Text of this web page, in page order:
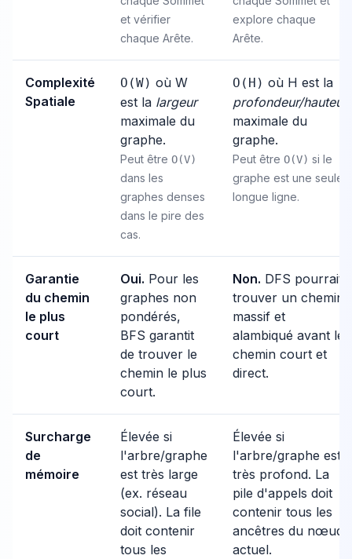
et vérifier
chaque Arête.
explore chaque
Arête.
Complexité
Spatiale
O(W) où W
est la largeur
maximale du
graphe.
Peut être O(V)
dans les
graphes denses
dans le pire des
cas.
O(H) où H est la
profondeur/hauteur
maximale du
graphe.
Peut être O(V) si le
graphe est une seule
longue ligne.
Garantie
du chemin
le plus
court
Oui. Pour les
graphes non
pondérés,
BFS garantit
de trouver le
chemin le plus
court.
Non. DFS pourrait
trouver un chemin
massif et
alambiqué avant le
chemin court et
direct.
Surcharge
de
mémoire
Élevée si
l'arbre/graphe
est très large
(ex. réseau
social). La file
doit contenir
tous les
Élevée si
l'arbre/graphe est
très profond. La
pile d'appels doit
contenir tous les
ancêtres du nœud
actuel.